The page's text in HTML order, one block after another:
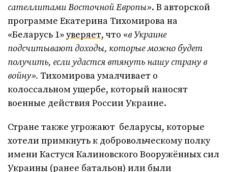
сателлитами Восточной Европы». В авторской
программе Екатерина Тихомирова на
«Беларусь 1»уверяет, что «в Украине
подсчитывают доходы, которые можно будет
получить, если удастся втянуть нашу страну в
войну». Тихомирова умалчивает о
колоссальном ущербе, который наносят
военные действия России Украине.
Стране также угрожают беларусы, которые
хотели примкнуть к добровольческому полку
имени Кастуся Калиновского Вооружённых сил
Украины (ранее батальон) или были